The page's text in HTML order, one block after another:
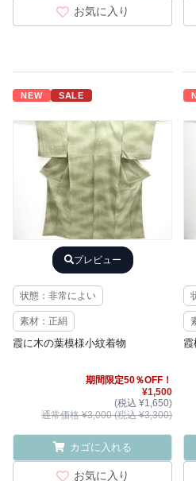
お気に入り
NEW SALE
プレビュー
状態：非常によい
素材：正絹
霞に木の葉模様小紋着物
期間限定50％OFF！
¥1,500
(税込 ¥1,650)
通常価格 ¥3,000 (税込 ¥3,300)
カゴに入れる
お気に入り